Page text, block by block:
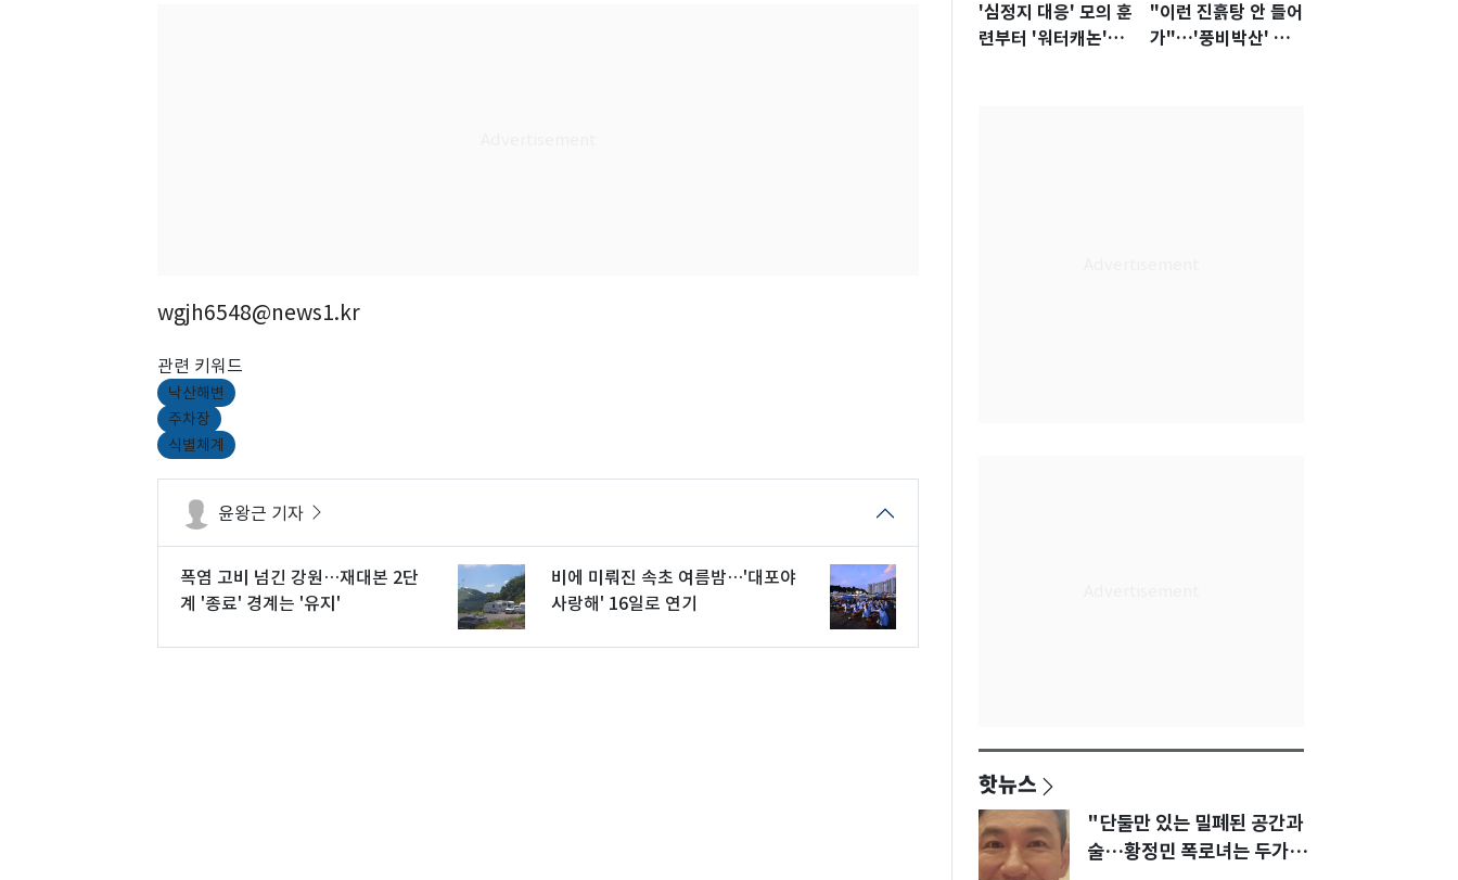
wgjh6548@news1.kr
관련 키워드
낙산해변
주차장
식별체계
윤왕근 기자
폭염 고비 넘긴 강원…재대본 2단
계 '종료' 경계는 '유지'
비에 미뤄진 속초 여름밤…'대포야
사랑해' 16일로 연기
'심정지 대응' 모의 훈
련부터 '워터캐논'까
"이런 진흙탕 안 들어
가"…'풍비박산' 축
핫뉴스
"단둘만 있는 밀폐된 공간과
술…황정민 폭로녀는 두가지